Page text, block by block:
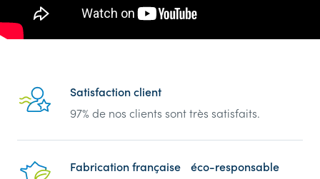
Reassurance
Satisfaction client
97% de nos clients sont très satisfaits.
Fabrication française éco-responsable